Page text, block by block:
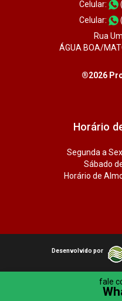
Celular:
Celular:
Rua
ÁGUA BOA/
®2026
Horário
Segunda a
Sábado
Horário de
fale
Desenvolvido por